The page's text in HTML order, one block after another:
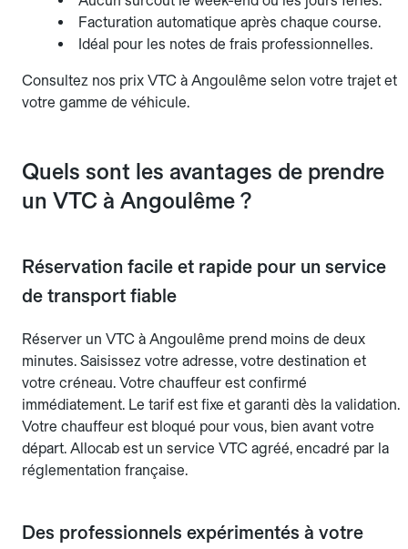
Facturation automatique après chaque course.
Idéal pour les notes de frais professionnelles.
Consultez nos prix VTC à Angoulême selon votre trajet et
votre gamme de véhicule.
Quels sont les avantages de prendre
un VTC à Angoulême ?
Réservation facile et rapide pour un service
de transport fiable
Réserver un VTC à Angoulême prend moins de deux
minutes. Saisissez votre adresse, votre destination et
votre créneau. Votre chauffeur est confirmé
immédiatement. Le tarif est fixe et garanti dès la validation.
Votre chauffeur est bloqué pour vous, bien avant votre
départ. Allocab est un service VTC agréé, encadré par la
réglementation française.
Des professionnels expérimentés à votre